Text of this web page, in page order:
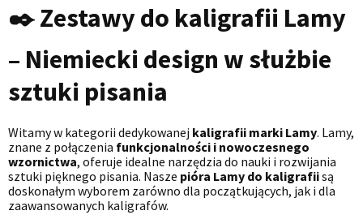
✒️ Zestawy do kaligrafii Lamy
– Niemiecki design w służbie
sztuki pisania
Witamy w kategorii dedykowanej kaligrafii marki Lamy. Lamy,
znane z połączenia funkcjonalności i nowoczesnego
wzornictwa, oferuje idealne narzędzia do nauki i rozwijania
sztuki pięknego pisania. Nasze pióra Lamy do kaligrafiisą
doskonałym wyborem zarówno dla początkujących, jak i dla
zaawansowanych kaligrafów.